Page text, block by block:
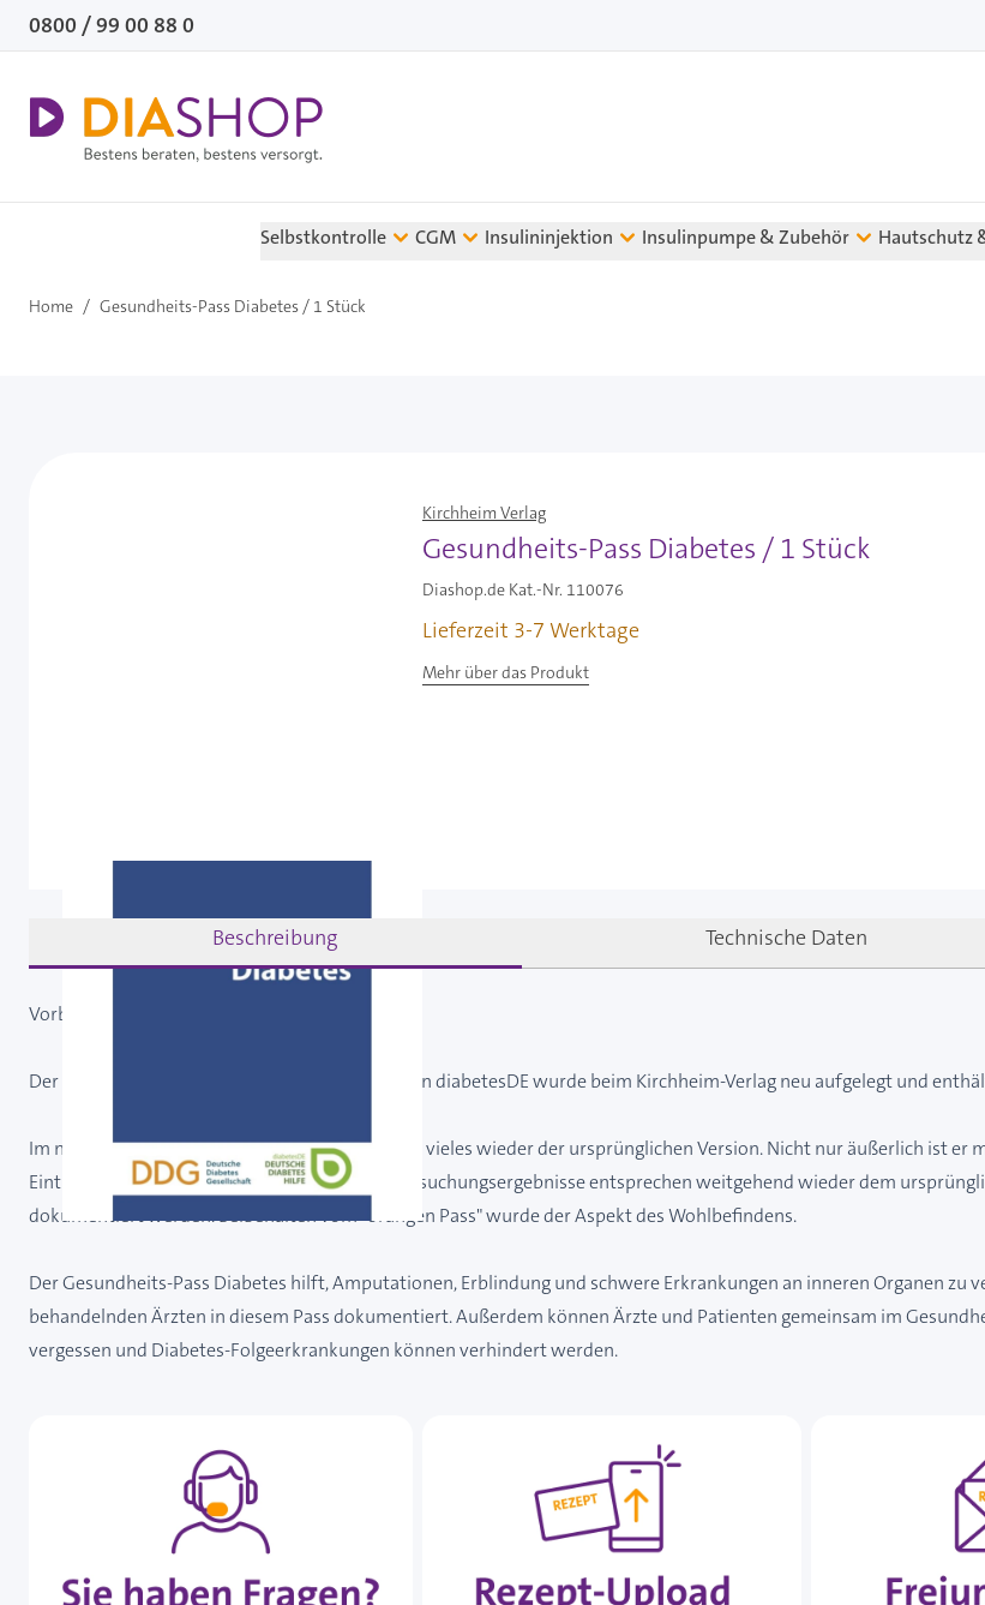
Direkt zum Inhalt
0800 / 99 00 88 0
Selbstkontrolle CGM Insulininjektion Insulinpumpe & Zubehör Hautschutz
Home / Gesundheits-Pass Diabetes / 1 Stück
Kirchheim Verlag
Gesundheits-Pass Diabetes / 1 Stück
Diashop.de Kat.-Nr. 110076
Lieferzeit 3-7 Werktage
Mehr über das Produkt
Beschreibung Technische Daten
Vorbeugung "Gesundheits-Pass Diabetes"
Der Gesundheits-Pass Diabetes der DDG und von diabetesDE wurde beim Kirchheim-Verlag neu aufgelegt und
Im neuen Gesundheits-Pass Diabetes entspricht vieles wieder der ursprünglichen Version. Nicht nur äußerlich ist er
Eintragen der gemessenen Werte und der Untersuchungsergebnisse entsprechen weitgehend wieder dem
dokumentiert werden. Beibehalten vom "orangen Pass" wurde der Aspekt des Wohlbefindens.
Der Gesundheits-Pass Diabetes hilft, Amputationen, Erblindung und schwere Erkrankungen an inneren Organen
behandelnden Ärzten in diesem Pass dokumentiert. Außerdem können Ärzte und Patienten gemeinsam im
vergessen und Diabetes-Folgeerkrankungen können verhindert werden.